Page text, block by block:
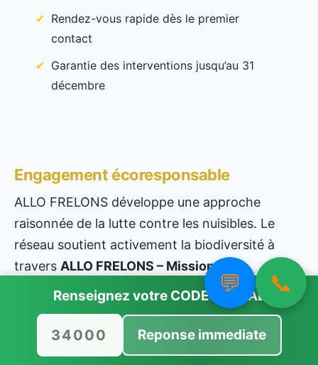
Nous utilisons des cookies pour vous offrir la meilleure
expérience sur notre site.
Vous pouvez en savoir plus sur les cookies que nous utilisons ou
les désactiver dansparamètres.
Accepter Rejeter
Rendez-vous rapide dès le premier
contact
Garantie des interventions jusqu’au 31
décembre
Engagement écoresponsable
ALLO FRELONS développe une approche
raisonnée de la lutte contre les nuisibles. Le
réseau soutient activement la biodiversité à
travers ALLO FRELONS – Mission
Repeuplement
, en partenariat avec
l’association J’Essaime Ma Planète.
Cet engagement vise la protection des
pollinisateurs, la sensibilisation
💬 📞
Renseignez votre CODE POSTAL
Reponse immediate